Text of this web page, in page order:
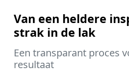
Van een heldere
strak in de lak
Een transparant proces
resultaat